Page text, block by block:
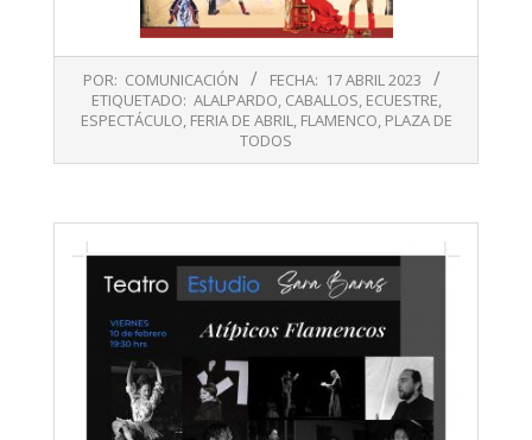
POR: COMUNICACIÓN FECHA: 17 ABRIL 2023
ETIQUETADO: ALALPARDO, CABALLOS, ECUESTRE,
ESPECTÁCULO, FERIA DE ABRIL, FLAMENCO, PLAZA DE
TODOS